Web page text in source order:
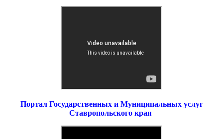
Портал Государственных и Муниципальных услуг
Ставропольского края